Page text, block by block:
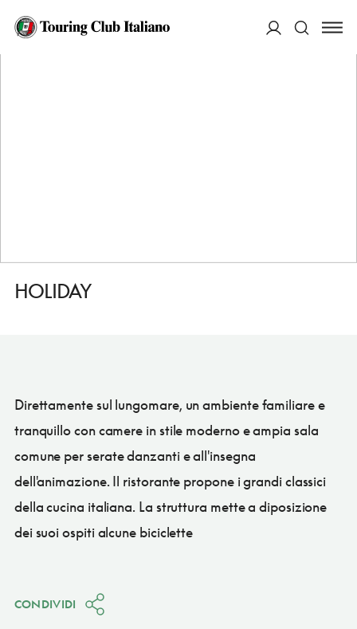
HOME
HOLIDAY
Direttamente sul lungomare, un ambiente familiare e
tranquillo con camere in stile moderno e ampia sala
comune per serate danzanti e all'insegna
dell'animazione. Il ristorante propone i grandi classici
della cucina italiana. La struttura mette a diposizione
dei suoi ospiti alcune biciclette
CONDIVIDI